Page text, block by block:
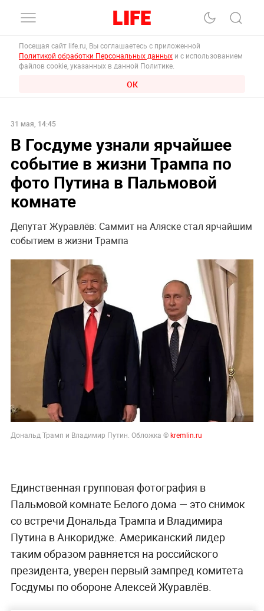
Посещая сайт life.ru, Вы соглашаетесь с приложенной
Политикой обработки Персональных данных и с использованием
файлов cookie, указанных в данной Политике.
ОК
31 мая, 14:45
В Госдуме узнали ярчайшее
событие в жизни Трампа по
фото Путина в Пальмовой
комнате
Депутат Журавлёв: Саммит на Аляске стал ярчайшим
событием в жизни Трампа
Дональд Трамп и Владимир Путин. Обложка ©kremlin.ru
Единственная групповая фотография в
Пальмовой комнате Белого дома — это снимок
со встречи Дональда Трампа и Владимира
Путина в Анкоридже. Американский лидер
таким образом равняется на российского
президента, уверен первый зампред комитета
Госдумы по обороне Алексей Журавлёв.